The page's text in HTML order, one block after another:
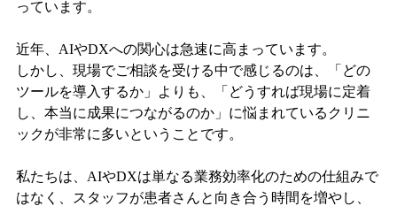
っています。
近年、AIやDXへの関心は急速に高まっています。
しかし、現場でご相談を受ける中で感じるのは、「どの
ツールを導入するか」よりも、「どうすれば現場に定着
し、本当に成果につながるのか」に悩まれているクリニ
ックが非常に多いということです。
私たちは、AIやDXは単なる業務効率化のための仕組みで
はなく、スタッフが患者さんと向き合う時間を増やし、